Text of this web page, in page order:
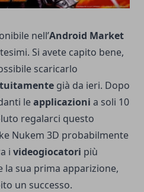
nell’Android Market
Si avete capito bene,
scaricarlo
già da ieri. Dopo
leapplicazioni a soli 10
regalarci questo
Nukem 3D probabilmente
i videogiocatori più
la sua prima apparizione,
un successo.